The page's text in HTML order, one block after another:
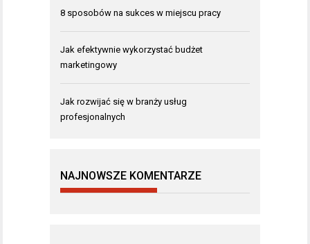
8 sposobów na sukces w miejscu pracy
Jak efektywnie wykorzystać budżet
marketingowy
Jak rozwijać się w branży usług
profesjonalnych
NAJNOWSZE KOMENTARZE